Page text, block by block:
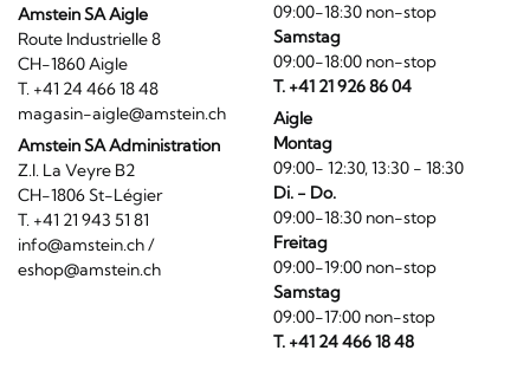
Amstein SA Aigle
Route Industrielle 8
CH-1860 Aigle
T. +41 24 466 18 48
magasin-aigle@amstein.ch
Amstein SA Administration
Z.I. La Veyre B2
CH-1806 St-Légier
T. +41 21 943 51 81
info@amstein.ch/
eshop@amstein.ch
09:00-18:30 non-stop
Samstag
09:00-18:00 non-stop
T. +41 21 926 86 04
Aigle
Montag
09:00- 12:30, 13:30 - 18:30
Di. - Do.
09:00-18:30 non-stop
Freitag
09:00-19:00 non-stop
Samstag
09:00-17:00 non-stop
T. +41 24 466 18 48